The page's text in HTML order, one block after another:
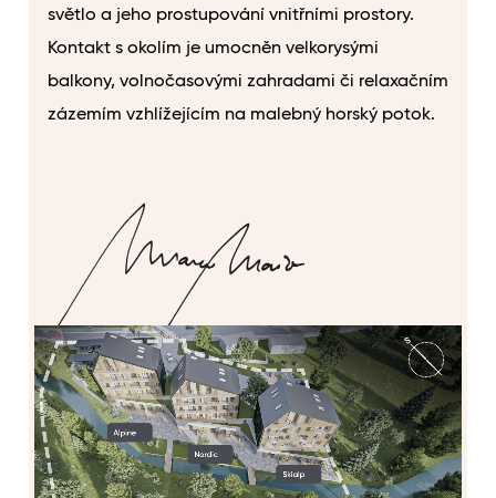
světlo a jeho prostupování vnitřními prostory.
Kontakt s okolím je umocněn velkorysými
balkony, volnočasovými zahradami či relaxačním
zázemím vzhlížejícím na malebný horský potok.
MARCO MAIO
Architekt a odborný garant projektu